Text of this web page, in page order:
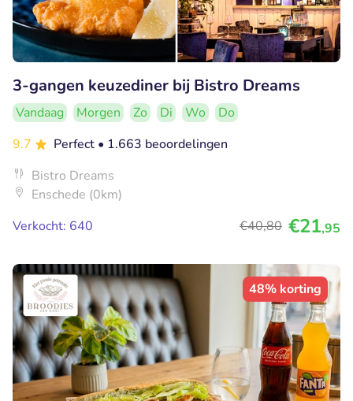
3-gangen keuzediner bij Bistro Dreams
Vandaag Morgen Zo Di Wo
Do
9.7
Perfect • 1.663 beoordelingen
Bistro Dreams
Enschede (0km)
Verkocht: 640
€40,80 €21,95
48% korting